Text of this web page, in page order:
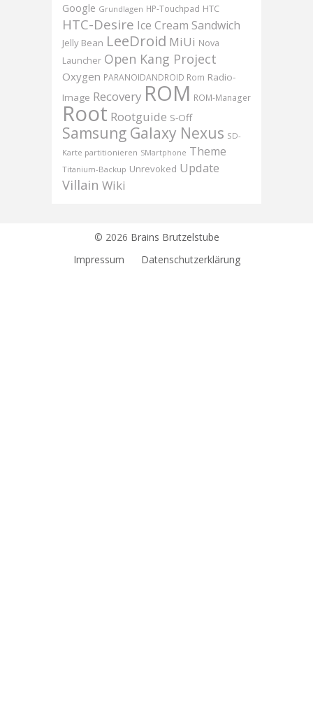
Google Grundlagen HP-Touchpad HTC
HTC-Desire Ice Cream Sandwich
Jelly Bean LeeDroid MiUi Nova
Launcher Open Kang Project
Oxygen PARANOIDANDROID Rom Radio-
Image Recovery ROM ROM-Manager
Root Rootguide S-Off
Samsung Galaxy Nexus SD-
Karte partitionieren SMartphone Theme
Titanium-Backup Unrevoked Update
Villain Wiki
© 2026 Brains Brutzelstube
Impressum
Datenschutzerklärung